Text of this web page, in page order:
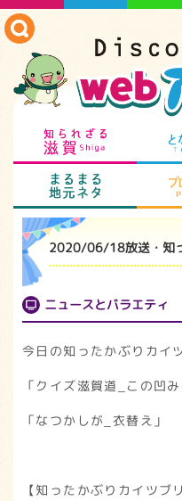
知ら
まるま
2020/06/18放送・知
ニュースとバラエティ
今日の知ったかぶりカイ
「クイズ滋賀道_この凹
「なつかしが_衣替え」
【知ったかぶりカイツブ